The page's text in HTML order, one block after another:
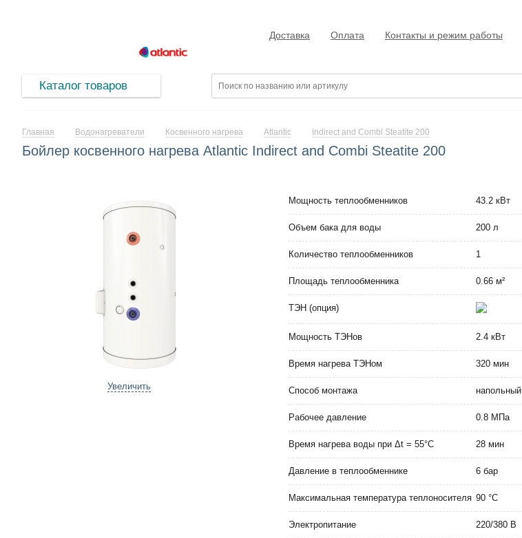
Доставка Оплата Контакты и режим работы
Каталог товаров
Главная Водонагреватели Косвенного нагрева Atlantic Indirect and Combi Steatite 200
Бойлер косвенного нагрева Atlantic Indirect and Combi Steatite 200
Увеличить
Мощность теплообменников 43.2 кВт
Объем бака для воды 200 л
Количество теплообменников 1
Площадь теплообменника 0.66 м²
ТЭН (опция)
Мощность ТЭНов 2.4 кВт
Время нагрева ТЭНом 320 мин
Способ монтажа напольный
Рабочее давление 0.8 МПа
Время нагрева воды при Δt = 55°С 28 мин
Давление в теплообменнике 6 бар
Максимальная температура теплоносителя 90 °C
Электропитание 220/380 В